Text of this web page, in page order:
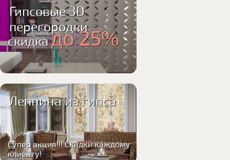
Гипсовые 3D
перегородки
скидкадо 25%
Лепнина из гипса
Супер акция!!! Скидки каждому
клиенту!